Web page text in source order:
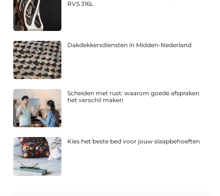
RVS 316L
Dakdekkersdiensten in Midden-Nederland
Scheiden met rust: waarom goede afspraken
het verschil maken
Kies het beste bed voor jouw slaapbehoeften